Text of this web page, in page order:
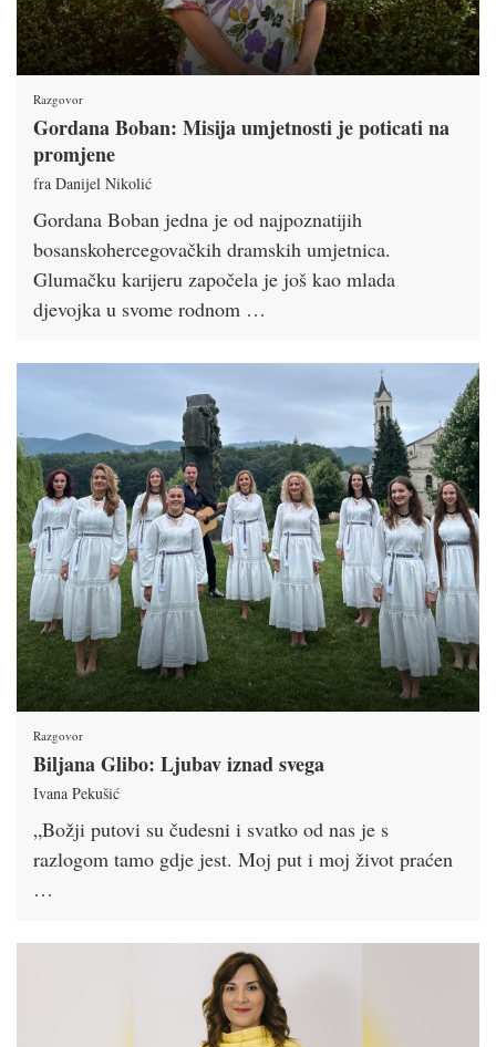
Razgovor
Gordana Boban: Misija umjetnosti je poticati na
promjene
fra Danijel Nikolić
Gordana Boban jedna je od najpoznatijih
bosanskohercegovačkih dramskih umjetnica.
Glumačku karijeru započela je još kao mlada
djevojka u svome rodnom …
Razgovor
Biljana Glibo: Ljubav iznad svega
Ivana Pekušić
„Božji putovi su čudesni i svatko od nas je s
razlogom tamo gdje jest. Moj put i moj život praćen
…